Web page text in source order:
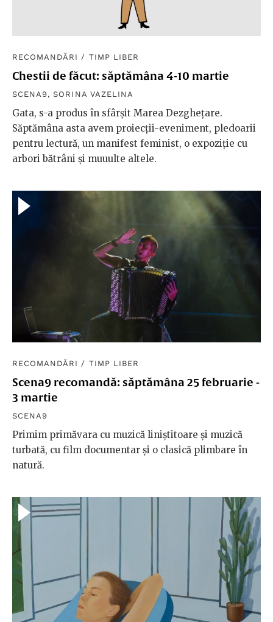
RECOMANDĂRI / TIMP LIBER
Chestii de făcut: săptămâna 4-10 martie
SCENA9,SORINA VAZELINA
Gata, s-a produs în sfârșit Marea Dezghețare.
Săptămâna asta avem proiecții-eveniment, pledoarii
pentru lectură, un manifest feminist, o expoziție cu
arbori bătrâni și muuulte altele.
RECOMANDĂRI / TIMP LIBER
Scena9 recomandă: săptămâna 25 februarie -
3 martie
SCENA9
Primim primăvara cu muzică liniștitoare și muzică
turbată, cu film documentar și o clasică plimbare în
natură.